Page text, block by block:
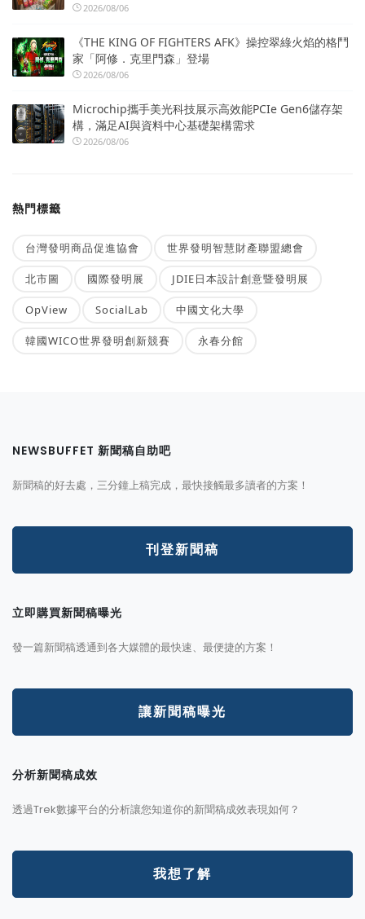
2026/08/06
《THE KING OF FIGHTERS AFK》操控翠綠火焰的格鬥
家「阿修．克里門森」登場
2026/08/06
Microchip攜手美光科技展示高效能PCIe Gen6儲存架
構，滿足AI與資料中心基礎架構需求
2026/08/06
熱門標籤
台灣發明商品促進協會 世界發明智慧財產聯盟總會
北市圖 國際發明展 JDIE日本設計創意暨發明展
OpView SocialLab 中國文化大學
韓國WICO世界發明創新競賽 永春分館
NEWSBUFFET 新聞稿自助吧
新聞稿的好去處，三分鐘上稿完成，最快接觸最多讀者的方案！
刊登新聞稿
立即購買新聞稿曝光
發一篇新聞稿透通到各大媒體的最快速、最便捷的方案！
讓新聞稿曝光
分析新聞稿成效
透過Trek數據平台的分析讓您知道你的新聞稿成效表現如何？
我想了解